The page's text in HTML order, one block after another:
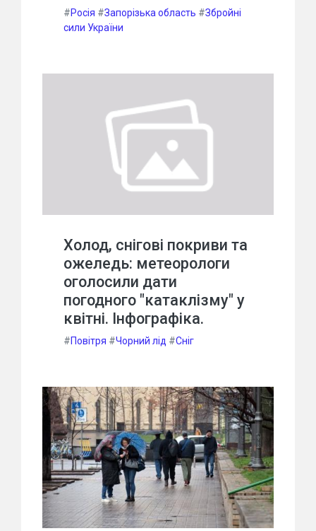
#Росія #Запорізька область #Збройні
сили України
Холод, снігові покриви та
ожеледь: метеорологи
оголосили дати
погодного "катаклізму" у
квітні. Інфографіка.
#Повітря #Чорний лід #Сніг